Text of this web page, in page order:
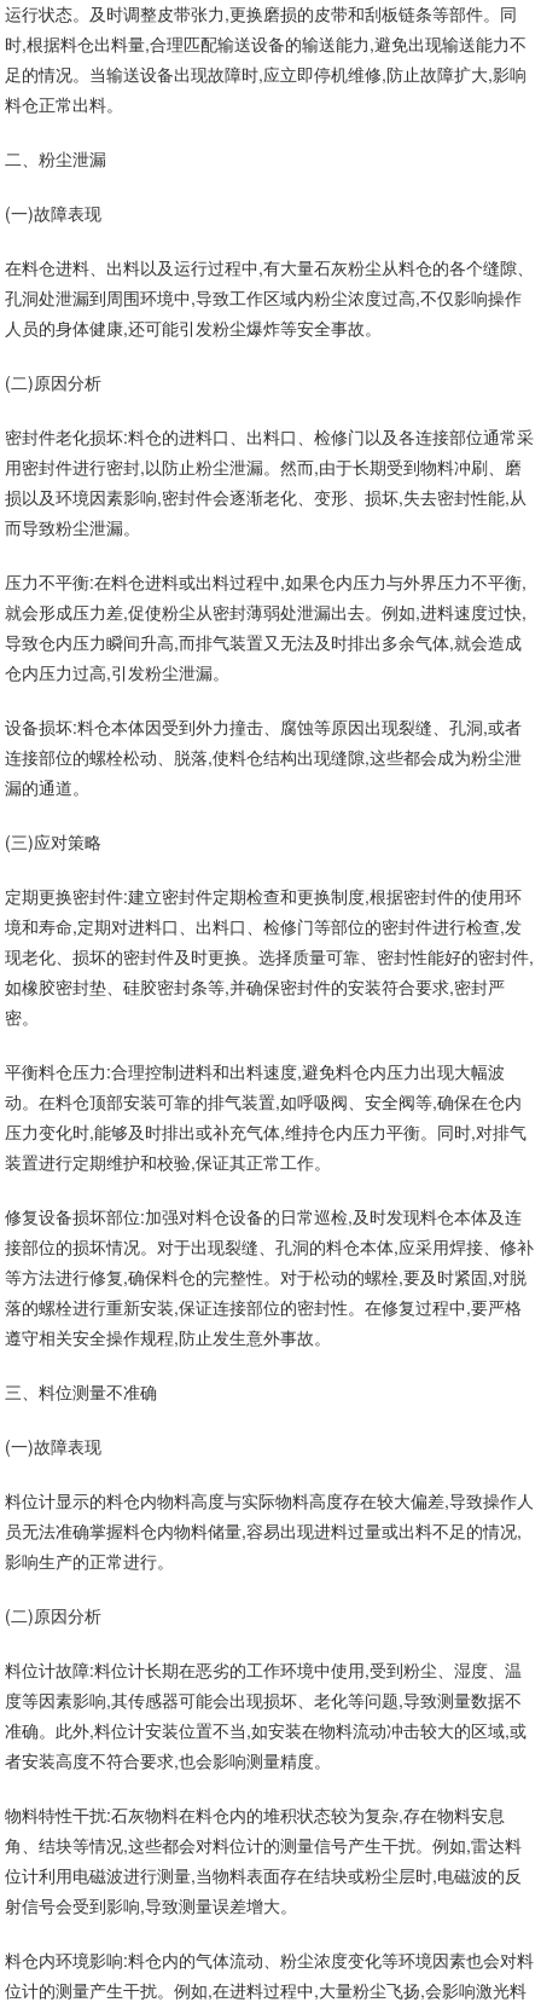
运行状态。及时调整皮带张力,更换磨损的皮带和刮板链条等部件。同
时,根据料仓出料量,合理匹配输送设备的输送能力,避免出现输送能力不
足的情况。当输送设备出现故障时,应立即停机维修,防止故障扩大,影响
料仓正常出料。
二、粉尘泄漏
(一)故障表现
在料仓进料、出料以及运行过程中,有大量石灰粉尘从料仓的各个缝隙、
孔洞处泄漏到周围环境中,导致工作区域内粉尘浓度过高,不仅影响操作
人员的身体健康,还可能引发粉尘爆炸等安全事故。
(二)原因分析
密封件老化损坏:料仓的进料口、出料口、检修门以及各连接部位通常采
用密封件进行密封,以防止粉尘泄漏。然而,由于长期受到物料冲刷、磨
损以及环境因素影响,密封件会逐渐老化、变形、损坏,失去密封性能,从
而导致粉尘泄漏。
压力不平衡:在料仓进料或出料过程中,如果仓内压力与外界压力不平衡,
就会形成压力差,促使粉尘从密封薄弱处泄漏出去。例如,进料速度过快,
导致仓内压力瞬间升高,而排气装置又无法及时排出多余气体,就会造成
仓内压力过高,引发粉尘泄漏。
设备损坏:料仓本体因受到外力撞击、腐蚀等原因出现裂缝、孔洞,或者
连接部位的螺栓松动、脱落,使料仓结构出现缝隙,这些都会成为粉尘泄
漏的通道。
(三)应对策略
定期更换密封件:建立密封件定期检查和更换制度,根据密封件的使用环
境和寿命,定期对进料口、出料口、检修门等部位的密封件进行检查,发
现老化、损坏的密封件及时更换。选择质量可靠、密封性能好的密封件,
如橡胶密封垫、硅胶密封条等,并确保密封件的安装符合要求,密封严
密。
平衡料仓压力:合理控制进料和出料速度,避免料仓内压力出现大幅波
动。在料仓顶部安装可靠的排气装置,如呼吸阀、安全阀等,确保在仓内
压力变化时,能够及时排出或补充气体,维持仓内压力平衡。同时,对排气
装置进行定期维护和校验,保证其正常工作。
修复设备损坏部位:加强对料仓设备的日常巡检,及时发现料仓本体及连
接部位的损坏情况。对于出现裂缝、孔洞的料仓本体,应采用焊接、修补
等方法进行修复,确保料仓的完整性。对于松动的螺栓,要及时紧固,对脱
落的螺栓进行重新安装,保证连接部位的密封性。在修复过程中,要严格
遵守相关安全操作规程,防止发生意外事故。
三、料位测量不准确
(一)故障表现
料位计显示的料仓内物料高度与实际物料高度存在较大偏差,导致操作人
员无法准确掌握料仓内物料储量,容易出现进料过量或出料不足的情况,
影响生产的正常进行。
(二)原因分析
料位计故障:料位计长期在恶劣的工作环境中使用,受到粉尘、湿度、温
度等因素影响,其传感器可能会出现损坏、老化等问题,导致测量数据不
准确。此外,料位计安装位置不当,如安装在物料流动冲击较大的区域,或
者安装高度不符合要求,也会影响测量精度。
物料特性干扰:石灰物料在料仓内的堆积状态较为复杂,存在物料安息
角、结块等情况,这些都会对料位计的测量信号产生干扰。例如,雷达料
位计利用电磁波进行测量,当物料表面存在结块或粉尘层时,电磁波的反
射信号会受到影响,导致测量误差增大。
料仓内环境影响:料仓内的气体流动、粉尘浓度变化等环境因素也会对料
位计的测量产生干扰。例如,在进料过程中,大量粉尘飞扬,会影响激光料